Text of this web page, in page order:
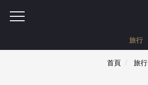
旅行
首頁 旅行